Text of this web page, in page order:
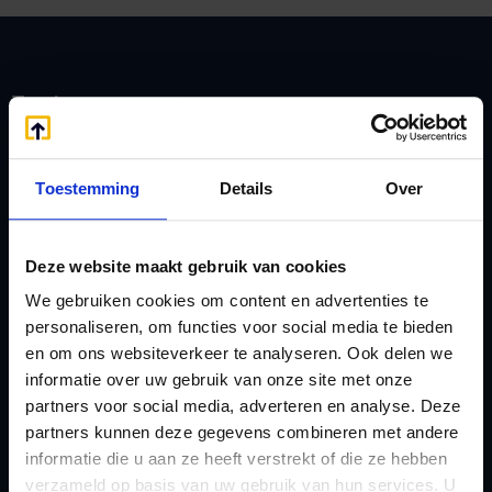
Toestemming Details Over
Deze website maakt gebruik van cookies
We gebruiken cookies om content en advertenties te
personaliseren, om functies voor social media te bieden
en om ons websiteverkeer te analyseren. Ook delen we
informatie over uw gebruik van onze site met onze
partners voor social media, adverteren en analyse. Deze
partners kunnen deze gegevens combineren met andere
informatie die u aan ze heeft verstrekt of die ze hebben
verzameld op basis van uw gebruik van hun services. U
Zoeken
Handige links
Afkoop Stamrecht
Belastingdienst
rekeningnummer
Checklist IB 2023 (PDF)
L
Lenen van de BV
Lijfrente BV
Liquidatie Pensioen BV
Loonadministratie
verzorgen
M